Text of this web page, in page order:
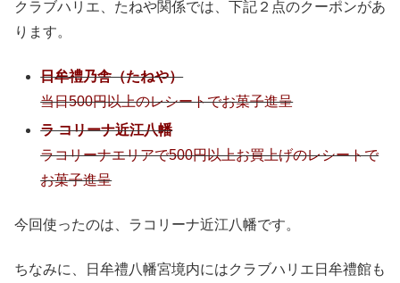
クラブハリエ、たねや関係では、下記２点のクーポンがあ
ります。
日牟禮乃舎（たねや）
当日500円以上のレシートでお菓子進呈
ラ コリーナ近江八幡
ラコリーナエリアで500円以上お買上げのレシートで
お菓子進呈
今回使ったのは、ラコリーナ近江八幡です。
ちなみに、日牟禮八幡宮境内にはクラブハリエ日牟禮館も